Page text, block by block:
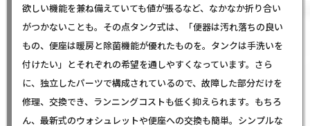
欲しい機能を兼ね備えていても値が張るなど、なかなか折り合い
がつかないことも。その点タンク式は、「便器は汚れ落ちの良い
もの、便座は暖房と除菌機能が優れたものを。タンクは手洗いを
付けたい」とそれぞれの希望を通しやすくなっています。さら
に、独立したパーツで構成されているので、故障した部分だけを
修理、交換でき、ランニングコストも低く抑えられます。もちろ
ん、最新式のウォシュレットや便座への交換も簡単。シンプルな